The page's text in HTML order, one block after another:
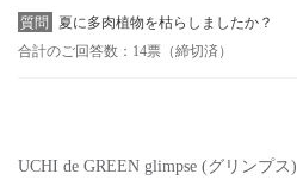
質問
夏に多肉植物を枯らしましたか？
合計のご回答数：14票（締切済）
UCHI de GREEN glimpse (グリンプス)